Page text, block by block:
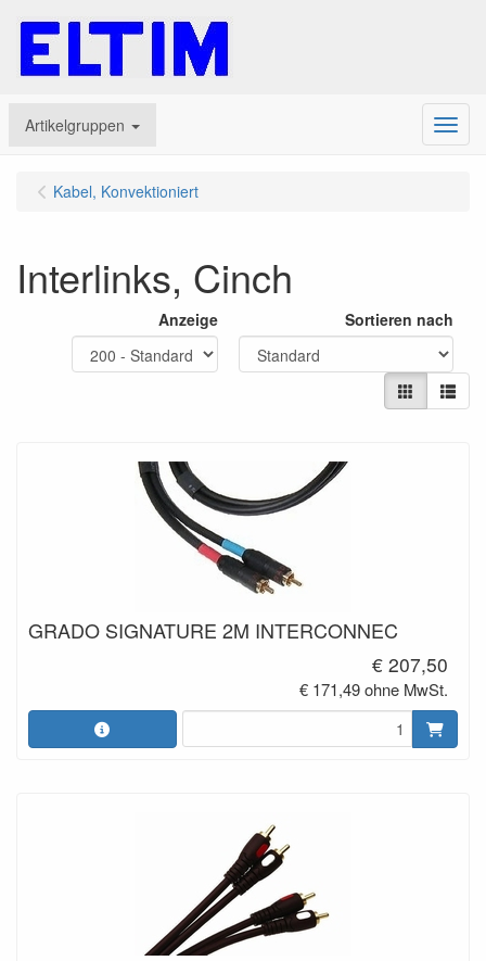
Artikelgruppen Menu
Kabel, Konvektioniert
Interlinks, Cinch
Anzeige Sortieren nach
GRADO SIGNATURE 2M INTERCONNEC
€ 207,50
€ 171,49 ohne MwSt.